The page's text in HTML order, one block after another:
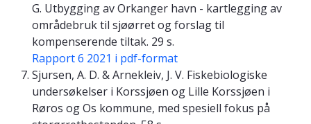
G. Utbygging av Orkanger havn - kartlegging av
områdebruk til sjøørret og forslag til
kompenserende tiltak. 29 s.
Rapport 6 2021 i pdf-format
Sjursen, A. D. & Arnekleiv, J. V. Fiskebiologiske
undersøkelser i Korssjøen og Lille Korssjøen i
Røros og Os kommune, med spesiell fokus på